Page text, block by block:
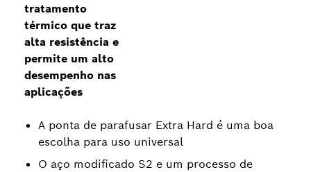
tratamento
térmico que traz
alta resistência e
permite um alto
desempenho nas
aplicações
A ponta de parafusar Extra Hard é uma boa
escolha para uso universal
O aço modificado S2 e um processo de